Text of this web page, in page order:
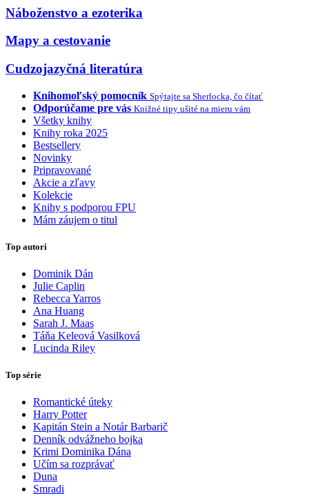
Náboženstvo a ezoterika
Mapy a cestovanie
Cudzojazyčná literatúra
Knihomoľský pomocník Spýtajte sa Sherlocka, čo čítať
Odporúčame pre vás Knižné tipy ušité na mieru vám
Všetky knihy
Knihy roka 2025
Bestsellery
Novinky
Pripravované
Akcie a zľavy
Kolekcie
Knihy s podporou FPU
Mám záujem o titul
Top autori
Dominik Dán
Julie Caplin
Rebecca Yarros
Ana Huang
Sarah J. Maas
Táňa Keleová Vasilková
Lucinda Riley
Top série
Romantické úteky
Harry Potter
Kapitán Stein a Notár Barbarič
Denník odvážneho bojka
Krimi Dominika Dána
Učím sa rozprávať
Duna
Smradi